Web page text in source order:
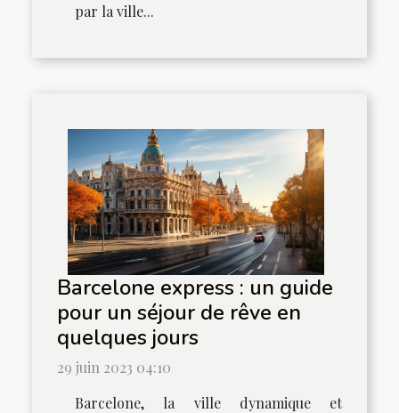
par la ville...
Barcelone express : un guide
pour un séjour de rêve en
quelques jours
29 juin 2023 04:10
Barcelone, la ville dynamique et